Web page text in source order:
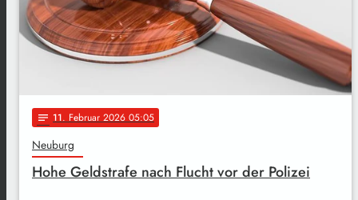
notes 11. Februar 2026 05:05
Neuburg
Hohe Geldstrafe nach Flucht vor der Polizei